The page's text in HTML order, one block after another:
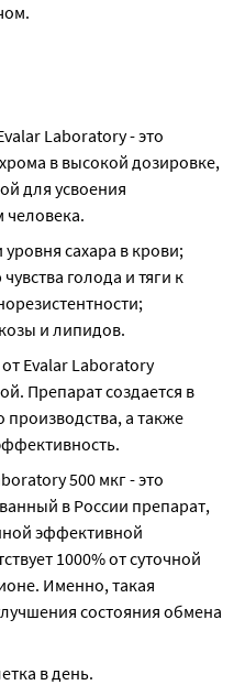
Laboratory - это
в высокой дозировке,
для усвоения
человека.
сахара в крови;
голода и тяги к
и липидов.
Evalar Laboratory
Препарат создается в
производства, а также
500 мкг - это
в России препарат,
эффективной
1000% от суточной
Именно, такая
состояния обмена
в день.